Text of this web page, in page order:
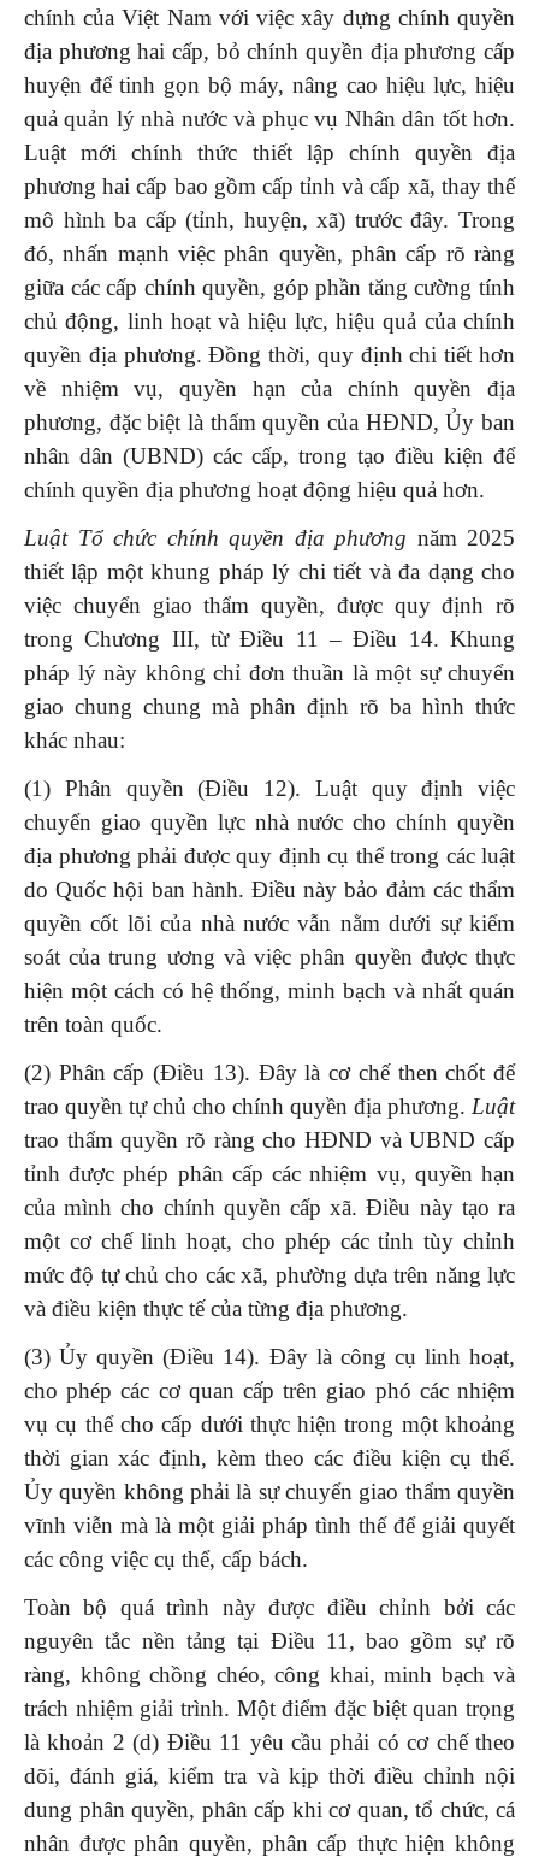
chính của Việt Nam với việc xây dựng chính quyền
địa phương hai cấp, bỏ chính quyền địa phương cấp
huyện để tinh gọn bộ máy, nâng cao hiệu lực, hiệu
quả quản lý nhà nước và phục vụ Nhân dân tốt hơn.
Luật mới chính thức thiết lập chính quyền địa
phương hai cấp bao gồm cấp tỉnh và cấp xã, thay thế
mô hình ba cấp (tỉnh, huyện, xã) trước đây. Trong
đó, nhấn mạnh việc phân quyền, phân cấp rõ ràng
giữa các cấp chính quyền, góp phần tăng cường tính
chủ động, linh hoạt và hiệu lực, hiệu quả của chính
quyền địa phương. Đồng thời, quy định chi tiết hơn
về nhiệm vụ, quyền hạn của chính quyền địa
phương, đặc biệt là thẩm quyền của HĐND, Ủy ban
nhân dân (UBND) các cấp, trong tạo điều kiện để
chính quyền địa phương hoạt động hiệu quả hơn.
Luật Tổ chức chính quyền địa phương năm 2025
thiết lập một khung pháp lý chi tiết và đa dạng cho
việc chuyển giao thẩm quyền, được quy định rõ
trong Chương III, từ Điều 11 – Điều 14. Khung
pháp lý này không chỉ đơn thuần là một sự chuyển
giao chung chung mà phân định rõ ba hình thức
khác nhau:
(1) Phân quyền (Điều 12). Luật quy định việc
chuyển giao quyền lực nhà nước cho chính quyền
địa phương phải được quy định cụ thể trong các luật
do Quốc hội ban hành. Điều này bảo đảm các thẩm
quyền cốt lõi của nhà nước vẫn nằm dưới sự kiểm
soát của trung ương và việc phân quyền được thực
hiện một cách có hệ thống, minh bạch và nhất quán
trên toàn quốc.
(2) Phân cấp (Điều 13). Đây là cơ chế then chốt để
trao quyền tự chủ cho chính quyền địa phương. Luật
trao thẩm quyền rõ ràng cho HĐND và UBND cấp
tỉnh được phép phân cấp các nhiệm vụ, quyền hạn
của mình cho chính quyền cấp xã. Điều này tạo ra
một cơ chế linh hoạt, cho phép các tỉnh tùy chỉnh
mức độ tự chủ cho các xã, phường dựa trên năng lực
và điều kiện thực tế của từng địa phương.
(3) Ủy quyền (Điều 14). Đây là công cụ linh hoạt,
cho phép các cơ quan cấp trên giao phó các nhiệm
vụ cụ thể cho cấp dưới thực hiện trong một khoảng
thời gian xác định, kèm theo các điều kiện cụ thể.
Ủy quyền không phải là sự chuyển giao thẩm quyền
vĩnh viễn mà là một giải pháp tình thế để giải quyết
các công việc cụ thể, cấp bách.
Toàn bộ quá trình này được điều chỉnh bởi các
nguyên tắc nền tảng tại Điều 11, bao gồm sự rõ
ràng, không chồng chéo, công khai, minh bạch và
trách nhiệm giải trình. Một điểm đặc biệt quan trọng
là khoản 2 (d) Điều 11 yêu cầu phải có cơ chế theo
dõi, đánh giá, kiểm tra và kịp thời điều chỉnh nội
dung phân quyền, phân cấp khi cơ quan, tổ chức, cá
nhân được phân quyền, phân cấp thực hiện không